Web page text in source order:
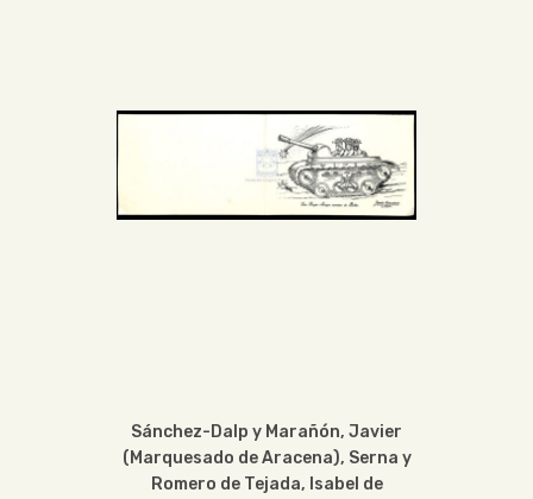
Sánchez-Dalp y Marañón, Javier
(Marquesado de Aracena), Serna y
Romero de Tejada, Isabel de